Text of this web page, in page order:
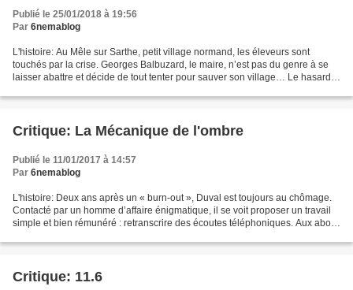
Publié le 25/01/2018 à 19:56
Par 6nemablog
L'histoire: Au Mêle sur Sarthe, petit village normand, les éleveurs sont
touchés par la crise. Georges Balbuzard, le maire, n’est pas du genre à se
laisser abattre et décide de tout tenter pour sauver son village… Le hasard
Critique: La Mécanique de l'ombre
Publié le 11/01/2017 à 14:57
Par 6nemablog
L'histoire: Deux ans après un « burn-out », Duval est toujours au chômage.
Contacté par un homme d’affaire énigmatique, il se voit proposer un travail
simple et bien rémunéré : retranscrire des écoutes téléphoniques. Aux abois
Critique: 11.6